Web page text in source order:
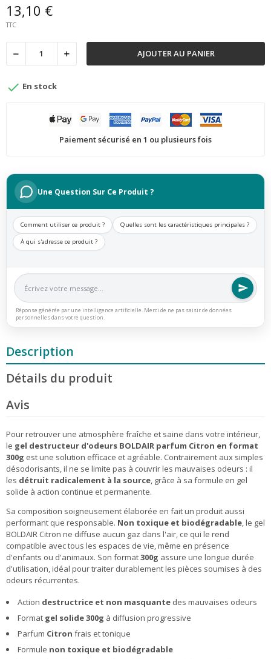
13,10 €
TTC
AJOUTER AU PANIER
 En stock
Paiement sécurisé en 1 ou plusieurs fois
Une Question Sur Ce Produit ?
Comment utiliser ce produit ? Quelles sont les caractéristiques principales ?
À qui s'adresse ce produit ?
Réponse générée par une intelligence artificielle. Merci de ne pas saisir de données
personnelles dans votre question.
Description
Détails du produit
Avis
Pour retrouver une atmosphère fraîche et saine dans votre intérieur,
le gel destructeur d'odeurs BOLDAIR parfum Citron en format
300g est une solution efficace et agréable. Contrairement aux simples
désodorisants, il ne se limite pas à couvrir les mauvaises odeurs : il
les détruit radicalement à la source, grâce à sa formule en gel
solide à action continue et permanente.
Sa composition soigneusement élaborée en fait un produit aussi
performant que responsable. Non toxique et biodégradable, le gel
BOLDAIR Citron ne diffuse aucun gaz dans l'air, ce qui le rend
compatible avec tous les espaces de vie, même en présence
d'enfants ou d'animaux. Son format300g assure une longue durée
d'utilisation, idéal pour traiter durablement les pièces soumises à des
odeurs récurrentes.
Action destructrice et non masquante des mauvaises odeurs
Format gel solide 300g à diffusion progressive
Parfum Citron frais et tonique
Formule non toxique et biodégradable